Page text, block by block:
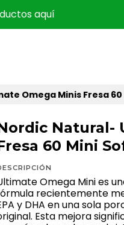
aquí
Omega Minis Fresa 60
Natural-
60 Mini
Omega Mini es
recientemente
y DHA en una sola
Esta mejora